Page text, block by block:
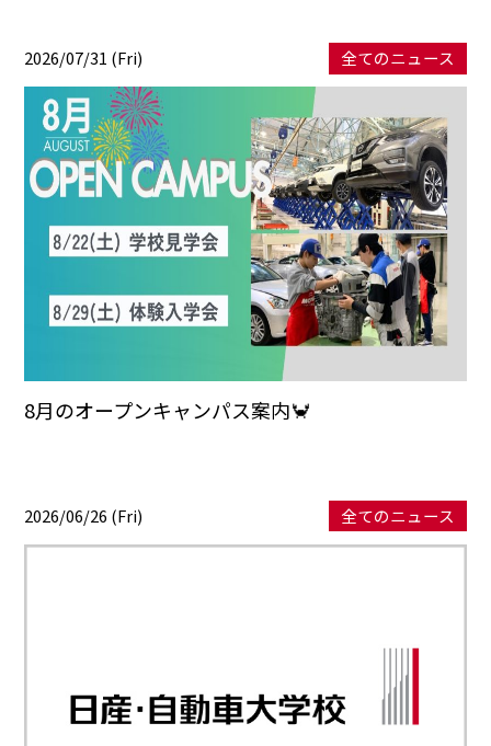
2026/07/31 (Fri) 全てのニュース
8月のオープンキャンパス案内🦀
2026/06/26 (Fri) 全てのニュース